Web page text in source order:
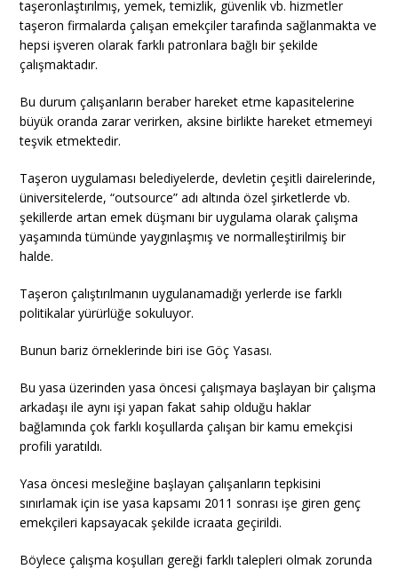
taşeronlaştırılmış, yemek, temizlik, güvenlik vb. hizmetler
taşeron firmalarda çalışan emekçiler tarafında sağlanmakta ve
hepsi işveren olarak farklı patronlara bağlı bir şekilde
çalışmaktadır.
Bu durum çalışanların beraber hareket etme kapasitelerine
büyük oranda zarar verirken, aksine birlikte hareket etmemeyi
teşvik etmektedir.
Taşeron uygulaması belediyelerde, devletin çeşitli dairelerinde,
üniversitelerde, “outsource” adı altında özel şirketlerde vb.
şekillerde artan emek düşmanı bir uygulama olarak çalışma
yaşamında tümünde yaygınlaşmış ve normalleştirilmiş bir
halde.
Taşeron çalıştırılmanın uygulanamadığı yerlerde ise farklı
politikalar yürürlüğe sokuluyor.
Bunun bariz örneklerinde biri ise Göç Yasası.
Bu yasa üzerinden yasa öncesi çalışmaya başlayan bir çalışma
arkadaşı ile aynı işi yapan fakat sahip olduğu haklar
bağlamında çok farklı koşullarda çalışan bir kamu emekçisi
profili yaratıldı.
Yasa öncesi mesleğine başlayan çalışanların tepkisini
sınırlamak için ise yasa kapsamı 2011 sonrası işe giren genç
emekçileri kapsayacak şekilde icraata geçirildi.
Böylece çalışma koşulları gereği farklı talepleri olmak zorunda